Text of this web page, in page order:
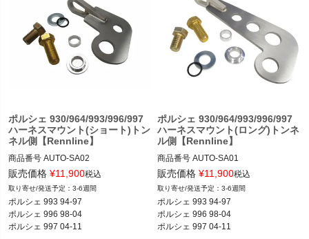
ボS／カレラS 93-97
ポルシェ 964(911) カレラ2／カレラ4
／カレラRS／ターボ 89-93
ポルシェ 930(911) カレラ／ターボ 74
ポルシェ 987ケイマン ケイマン／ケイ
ポルシェ 986ボクスター ボクスター／
ボクスターS 96-04
ポルシェ 930/964/993/996/997
ハーネスマウント(ショート)トン
ネル側【Rennline】
商品番号 AUTO-SA02
SA02
ポルシェ 930 74-89
ポルシェ 964 89-94
ポルシェ 993 94-97
ポルシェ 996 98-04
販売価格 ¥11,900税込
3-6週間
ポルシェ 993 94-97
ポルシェ 996 98-04
ポルシェ 997 04-11
ポルシェ 930/964/993/996/997
ハーネスマウント(ロング)トンネ
ル側【Rennline】
商品番号 AUTO-SA01
SA01
ポルシェ 930 74-89
ポルシェ 964 89-94
ポルシェ 993 94-97
ポルシェ 996 98-04
販売価格 ¥11,900税込
3-6週間
ポルシェ 993 94-97
ポルシェ 996 98-04
ポルシェ 997 04-11